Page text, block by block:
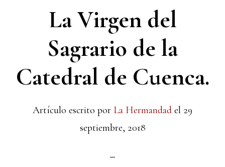
La Virgen del
Sagrario de la
Catedral de Cuenca.
Artículo escrito por La Hermandad el 29
septiembre, 2018